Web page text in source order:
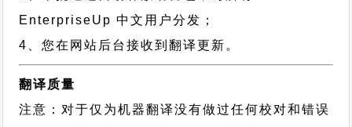
EnterpriseUp 中文用户分发；
4、您在网站后台接收到翻译更新。
翻译质量
注意：对于仅为机器翻译没有做过任何校对和错误